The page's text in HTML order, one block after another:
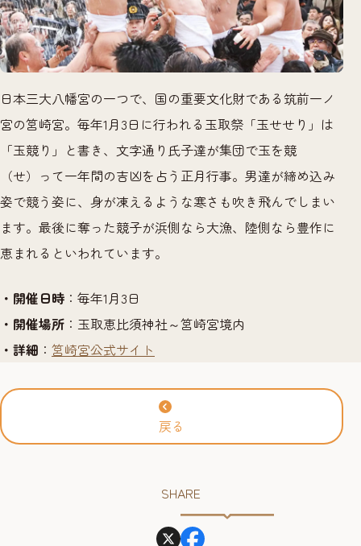
日本三大八幡宮の一つで、国の重要文化財である筑前一ノ
宮の筥崎宮。毎年1月3日に行われる玉取祭「玉せせり」は
「玉競り」と書き、文字通り氏子達が集団で玉を競
（せ）って一年間の吉凶を占う正月行事。男達が締め込み
姿で競う姿に、身が凍えるような寒さも吹き飛んでしまい
ます。最後に奪った競子が浜側なら大漁、陸側なら豊作に
恵まれるといわれています。
・開催日時 ：毎年1月3日
・開催場所 ： 玉取恵比須神社～筥崎宮境内
・詳細 ： 筥崎宮公式サイト
戻る
SHARE